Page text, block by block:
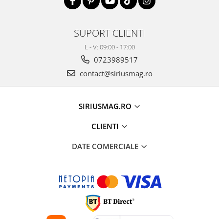
SUPORT CLIENTI
L - V: 09:00 - 17:00
0723989517
contact@siriusmag.ro
SIRIUSMAG.RO
CLIENTI
DATE COMERCIALE